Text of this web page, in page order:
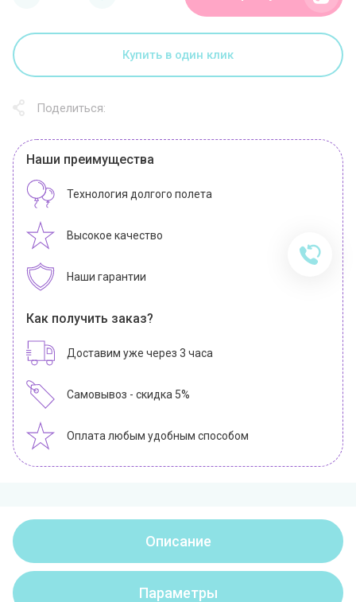
Купить в один клик
Поделиться:
Наши преимущества
Технология долгого полета
Высокое качество
Наши гарантии
Как получить заказ?
Доставим уже через 3 часа
Самовывоз - скидка 5%
Оплата любым удобным способом
Описание
Параметры